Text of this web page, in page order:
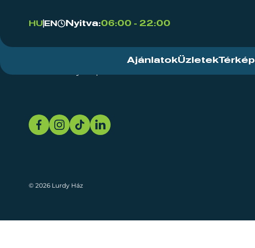
HU EN Nyitva:06:00 - 22:00
AjánlatokÜzletekTérkép
© 2026 Lurdy Ház